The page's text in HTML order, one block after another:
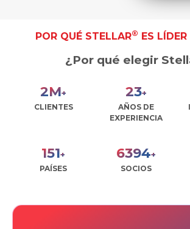
POR QUÉ STELLAR® ES
¿Por qué elegir
2M+
CLIENTES
26+
AÑOS DE
EXPERIENCIA
170+
PAÍSES
7186+
SOCIOS